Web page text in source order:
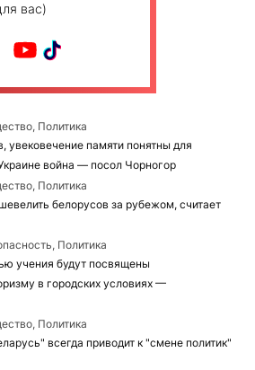
вас)
Политика
увековечение памяти понятны для
война — посол Чорногор
Политика
белорусов за рубежом, считает
Политика
учения будут посвящены
в городских условиях —
Политика
всегда приводит к "смене политик"